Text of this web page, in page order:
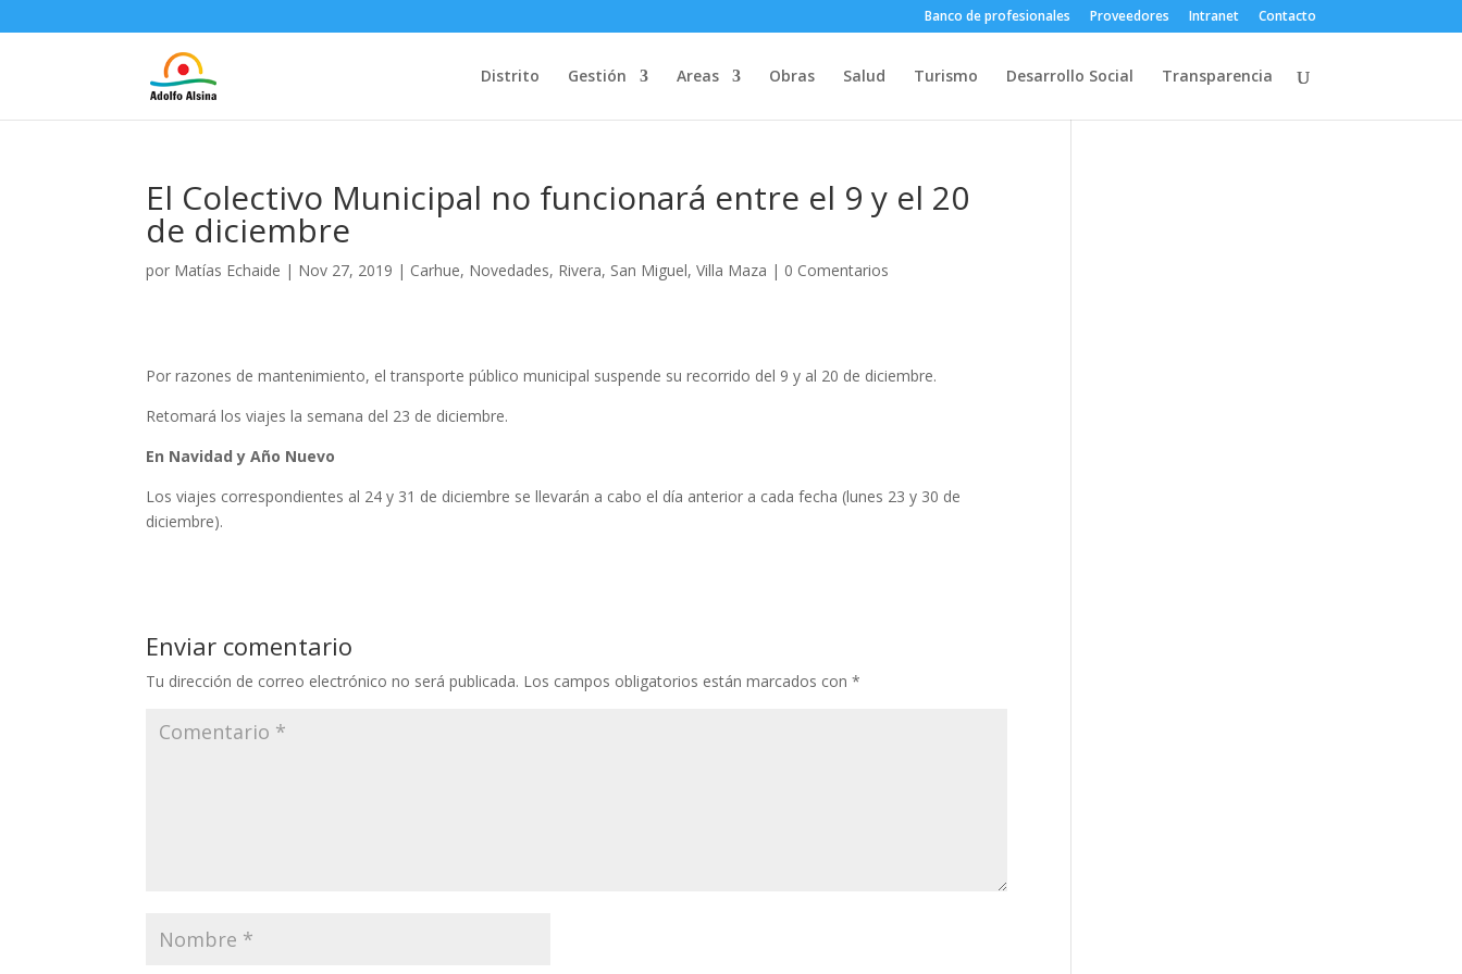
Banco de profesionales Proveedores Intranet Contacto
Distrito Gestión Areas Obras Salud Turismo Desarrollo Social Transparencia
El Colectivo Municipal no funcionará entre el 9 y el 20
de diciembre
por Matías Echaide | Nov 27, 2019 | Carhue, Novedades, Rivera, San Miguel,Villa Maza | 0 Comentarios
Por razones de mantenimiento, el transporte público municipal suspende su recorrido del 9 y al 20 de diciembre.
Retomará los viajes la semana del 23 de diciembre.
En Navidad y Año Nuevo
Los viajes correspondientes al 24 y 31 de diciembre se llevarán a cabo el día anterior a cada fecha (lunes 23 y 30 de
diciembre).
Enviar comentario
Tu dirección de correo electrónico no será publicada. Los campos obligatorios están marcados con*